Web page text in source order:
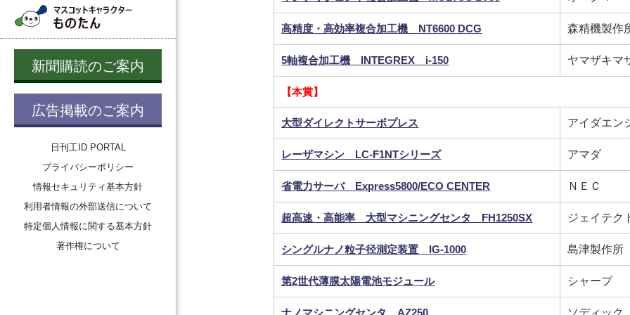
新聞購読のご案内
広告掲載のご案内
日刊工ID PORTAL
プライバシーポリシー
情報セキュリティ基本方針
利用者情報の外部送信について
特定個人情報に関する基本方針
著作権について
高精度・高効率複合加工機 NT6600 DCG 森精機製作
5軸複合加工機 INTEGREX i-150 ヤマザキマ
【本賞】
大型ダイレクトサーボプレス アイダエン
レーザマシン LC-F1NTシリーズ アマダ
省電力サーバ Express5800/ECO CENTER ＮＥＣ
超高速・高能率 大型マシニングセンタ FH1250SX ジェイテク
シングルナノ粒子径測定装置 IG-1000 島津製作所
第2世代薄膜太陽電池モジュール シャープ
ナノマシニングセンタ AZ250 ソディック